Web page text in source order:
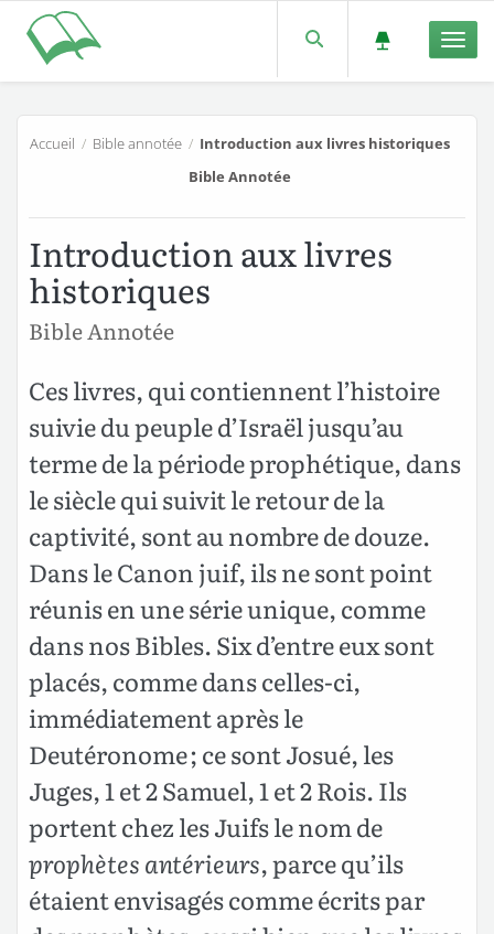
Accueil / Bible annotée/ Introduction aux livres historiques
Bible Annotée
Introduction aux livres
historiques
Bible Annotée
Ces livres, qui contiennent l’histoire
suivie du peuple d’Israël jusqu’au
terme de la période prophétique, dans
le siècle qui suivit le retour de la
captivité, sont au nombre de douze.
Dans le Canon juif, ils ne sont point
réunis en une série unique, comme
dans nos Bibles. Six d’entre eux sont
placés, comme dans celles-ci,
immédiatement après le
Deutéronome ; ce sont Josué, les
Juges, 1 et 2 Samuel, 1 et 2 Rois. Ils
portent chez les Juifs le nom de
prophètes antérieurs, parce qu’ils
étaient envisagés comme écrits par